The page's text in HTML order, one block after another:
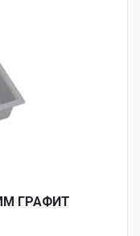
ГРАФИТ